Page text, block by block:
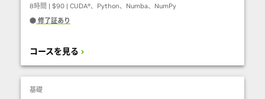
8時間 | $90 | CUDA®、Python、Numba、NumPy
修了証あり
コースを見る
基礎